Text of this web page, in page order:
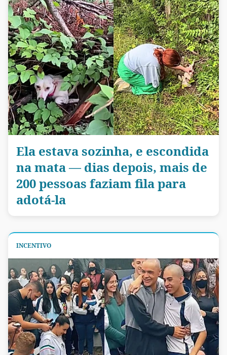
Ela estava sozinha, e escondida
na mata — dias depois, mais de
200 pessoas faziam fila para
adotá-la
INCENTIVO